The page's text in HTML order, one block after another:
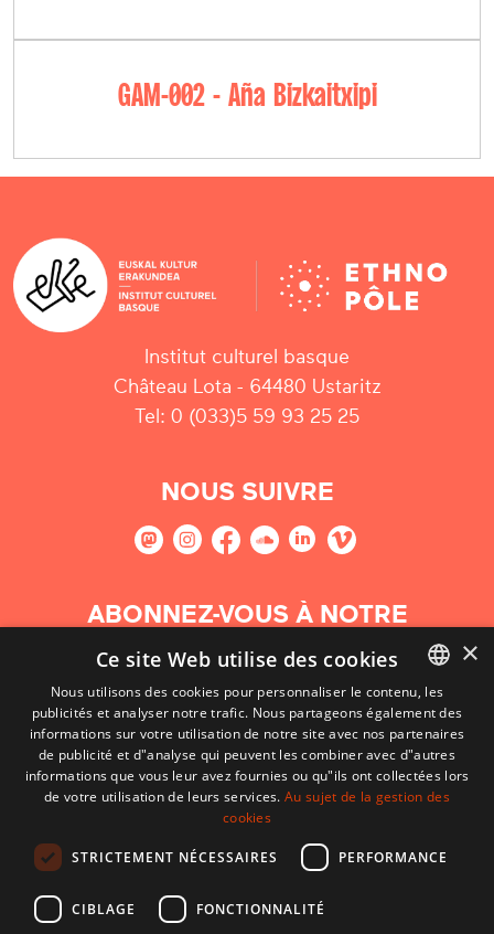
GAM-002 - Aña Bizkaitxipi
Institut culturel basque
Château Lota - 64480 Ustaritz
Tel: 0 (033)5 59 93 25 25
NOUS SUIVRE
ABONNEZ-VOUS À NOTRE
NEWSLETTER
S'abonner
BASQUE
FRENCH
×
Ce site Web utilise des cookies
Nous utilisons des cookies pour personnaliser le contenu, les
publicités et analyser notre trafic. Nous partageons également des
informations sur votre utilisation de notre site avec nos partenaires
de publicité et d"analyse qui peuvent les combiner avec d"autres
informations que vous leur avez fournies ou qu"ils ont collectées lors
de votre utilisation de leurs services.Au sujet de la gestion des
cookies
STRICTEMENT NÉCESSAIRES PERFORMANCE
CIBLAGE FONCTIONNALITÉ